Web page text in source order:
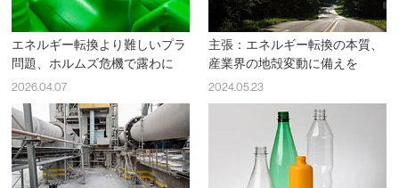
エネルギー転換より難しいプラ
問題、ホルムズ危機で露わに
2026.04.07
主張：エネルギー転換の本質、
産業界の地殻変動に備えを
2024.05.23